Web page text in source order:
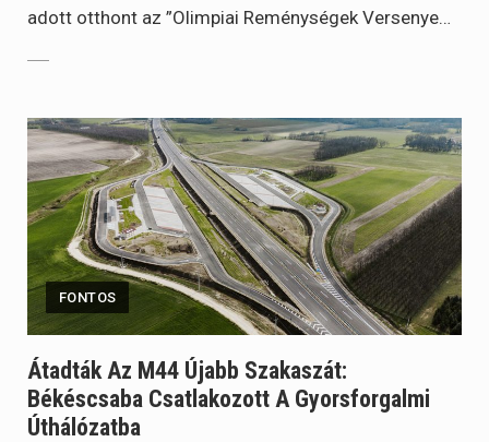
adott otthont az ”Olimpiai Reménységek Versenye…
FONTOS
Átadták Az M44 Újabb Szakaszát:
Békéscsaba Csatlakozott A Gyorsforgalmi
Úthálózatba